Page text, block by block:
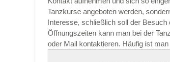
Tanzkurse angeboten werden,
Interesse, schließlich soll der Besuch
Öffnungszeiten kann man bei der
oder Mail kontaktieren. Häufig ist